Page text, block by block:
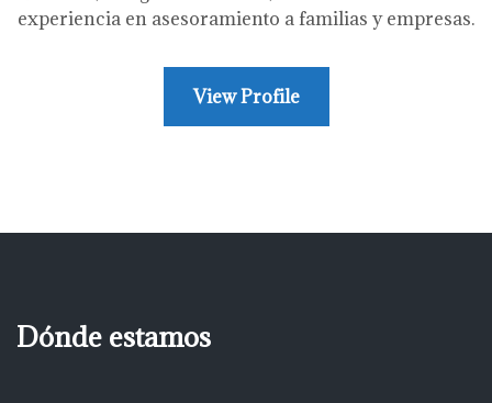
experiencia en asesoramiento a familias y empresas.
View Profile
Dónde estamos